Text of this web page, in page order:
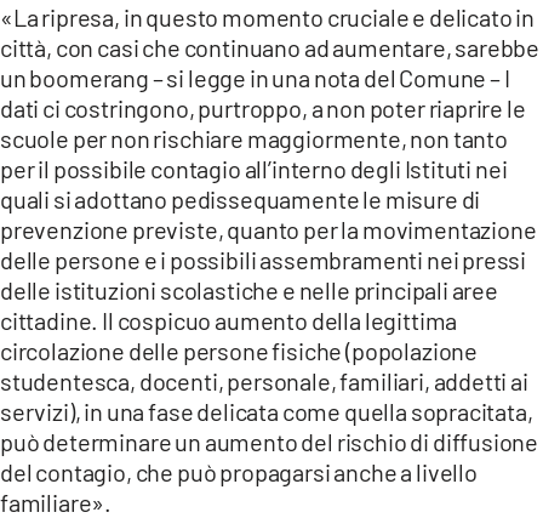
ILREGGINO.IT
COSENZACHANNEL.IT
ILVIBONESE.IT
CATANZAROCHANNEL.IT
LACAPITALENEWS.IT
App
ANDROID
APPLE
«La ripresa, in questo momento cruciale e delicato in
città, con casi che continuano ad aumentare, sarebbe
un boomerang – si legge in una nota del Comune – I
dati ci costringono, purtroppo, a non poter riaprire le
scuole per non rischiare maggiormente, non tanto
per il possibile contagio all’interno degli Istituti nei
quali si adottano pedissequamente le misure di
prevenzione previste, quanto per la movimentazione
delle persone e i possibili assembramenti nei pressi
delle istituzioni scolastiche e nelle principali aree
cittadine. Il cospicuo aumento della legittima
circolazione delle persone fisiche (popolazione
studentesca, docenti, personale, familiari, addetti ai
servizi), in una fase delicata come quella sopracitata,
può determinare un aumento del rischio di diffusione
del contagio, che può propagarsi anche a livello
familiare».